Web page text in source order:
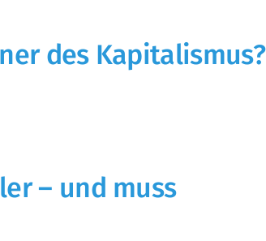
des Kapitalismus?
– und muss